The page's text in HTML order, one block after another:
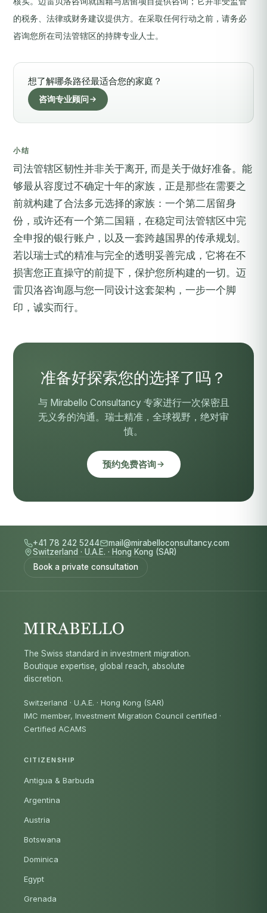
的税务、法律或财务建议提供方。在采取任何行动之前，请务必
咨询您所在司法管辖区的持牌专业人士。
想了解哪条路径最适合您的家庭？
咨询专业顾问
小结
司法管辖区韧性并非关于离开, 而是关于做好准备。能
够最从容度过不确定十年的家族，正是那些在需要之
前就构建了合法多元选择的家族：一个第二居留身
份，或许还有一个第二国籍，在稳定司法管辖区中完
全申报的银行账户，以及一套跨越国界的传承规划。
若以瑞士式的精准与完全的透明妥善完成，它将在不
损害您正直操守的前提下，保护您所构建的一切。迈
雷贝洛咨询愿与您一同设计这套架构，一步一个脚
印，诚实而行。
准备好探索您的选择了吗？
与 Mirabello Consultancy 专家进行一次保密且
无义务的沟通。瑞士精准，全球视野，绝对审
慎。
预约免费咨询
+41 78 242 5244
mail@mirabelloconsultancy.com
Switzerland · U.A.E. · Hong Kong (SAR)
Book a private consultation
The Swiss standard in investment migration.
Boutique expertise, global reach, absolute
discretion.
Switzerland · U.A.E. · Hong Kong (SAR)
IMC member, Investment Migration Council certified ·
Certified ACAMS
CITIZENSHIP
Antigua & Barbuda
Argentina
Austria
Botswana
Dominica
Egypt
Grenada